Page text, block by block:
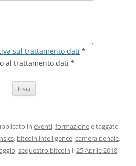
sul trattamento dati *
al trattamento dati *
in eventi,formazionee taggato
, bitcoin intelligence,camera penale,
,sequestro bitcoin il25 Aprile 2018